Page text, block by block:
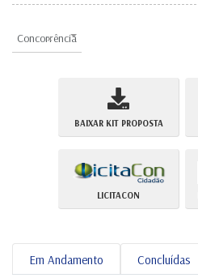
×
Concorrência
BAIXAR KIT PROPOSTA
LICITACON
Em Andamento Concluídas